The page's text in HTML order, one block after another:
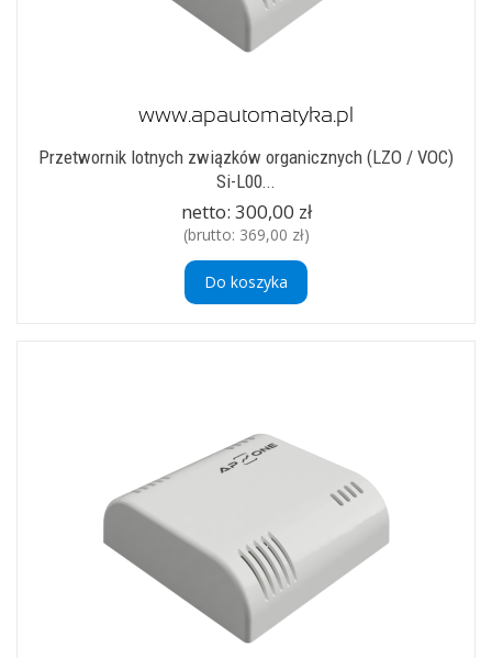
Przetwornik lotnych związków organicznych (LZO / VOC)
Si-L00...
netto: 300,00 zł
(brutto: 369,00 zł)
Do koszyka